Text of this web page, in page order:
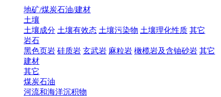
地矿/煤炭石油/建材
土壤
土壤成分 土壤有效态 土壤污染物 土壤理化性质 其它
岩石
黑色页岩 硅质岩 玄武岩 麻粒岩 橄榄岩及含铀砂岩 其它
建材
其它
煤炭石油
河流和海洋沉积物